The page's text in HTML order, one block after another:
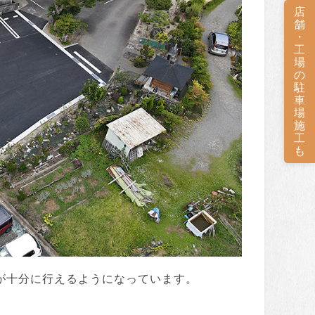
分に行えるようになっています。
店
舗
・
工
場
の
駐
車
場
施
工
も